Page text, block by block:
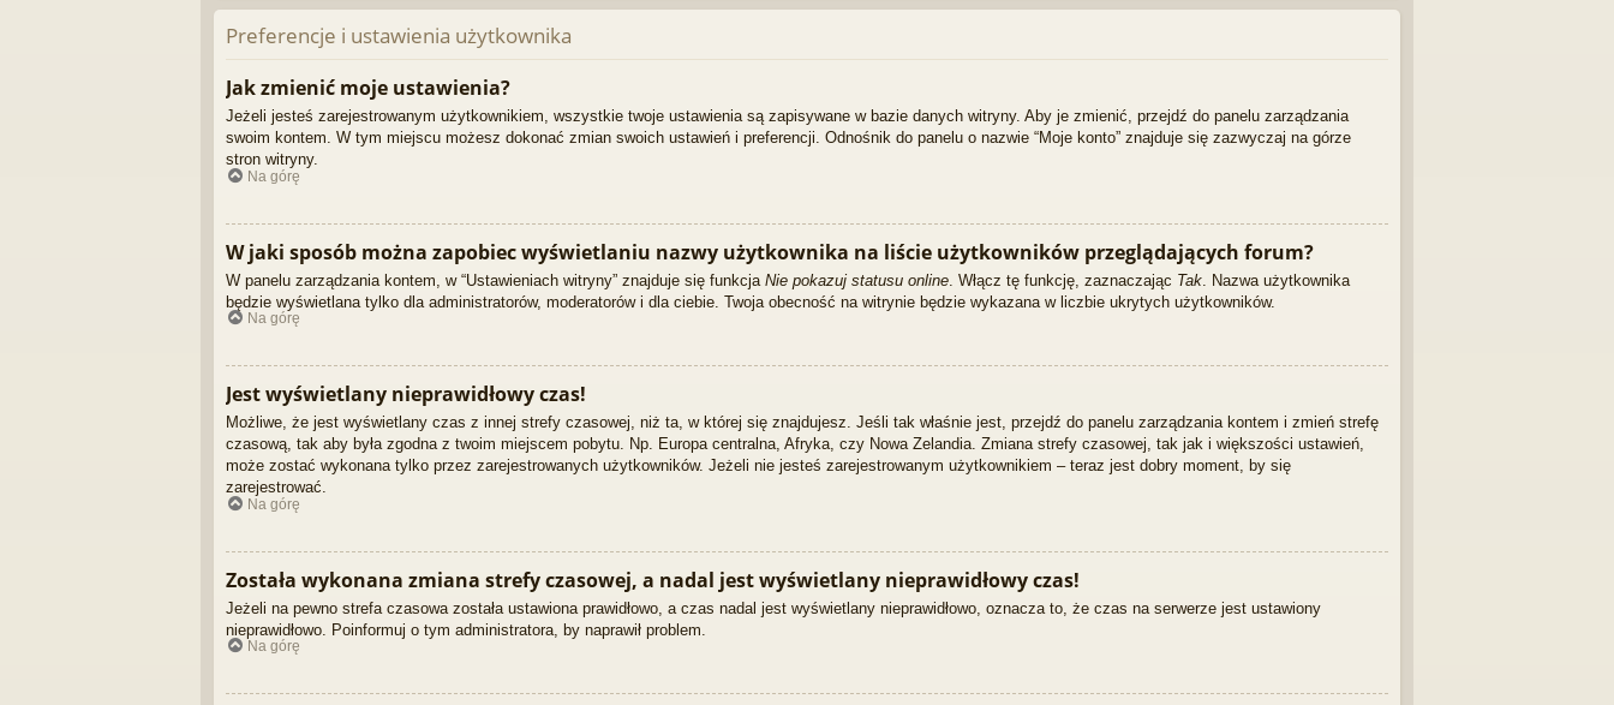
Preferencje i ustawienia użytkownika
Jak zmienić moje ustawienia?
Jeżeli jesteś zarejestrowanym użytkownikiem, wszystkie twoje ustawienia są zapisywane w bazie danych witryny. Aby je zmienić, przejdź do panelu zarządzania
swoim kontem. W tym miejscu możesz dokonać zmian swoich ustawień i preferencji. Odnośnik do panelu o nazwie “Moje konto” znajduje się zazwyczaj na górze
stron witryny.
Na górę
W jaki sposób można zapobiec wyświetlaniu nazwy użytkownika na liście użytkowników przeglądających forum?
W panelu zarządzania kontem, w “Ustawieniach witryny” znajduje się funkcja Nie pokazuj statusu online . Włącz tę funkcję, zaznaczając Tak . Nazwa użytkownika
będzie wyświetlana tylko dla administratorów, moderatorów i dla ciebie. Twoja obecność na witrynie będzie wykazana w liczbie ukrytych użytkowników.
Na górę
Jest wyświetlany nieprawidłowy czas!
Możliwe, że jest wyświetlany czas z innej strefy czasowej, niż ta, w której się znajdujesz. Jeśli tak właśnie jest, przejdź do panelu zarządzania kontem i zmień strefę
czasową, tak aby była zgodna z twoim miejscem pobytu. Np. Europa centralna, Afryka, czy Nowa Zelandia. Zmiana strefy czasowej, tak jak i większości ustawień,
może zostać wykonana tylko przez zarejestrowanych użytkowników. Jeżeli nie jesteś zarejestrowanym użytkownikiem – teraz jest dobry moment, by się
zarejestrować.
Na górę
Została wykonana zmiana strefy czasowej, a nadal jest wyświetlany nieprawidłowy czas!
Jeżeli na pewno strefa czasowa została ustawiona prawidłowo, a czas nadal jest wyświetlany nieprawidłowo, oznacza to, że czas na serwerze jest ustawiony
nieprawidłowo. Poinformuj o tym administratora, by naprawił problem.
Na górę